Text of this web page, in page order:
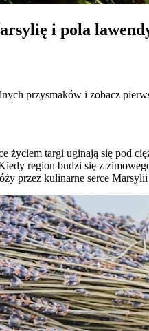
i pola
przysmaków i zobacz
życiem targi uginają się pod
region budzi się z
przez kulinarne serce